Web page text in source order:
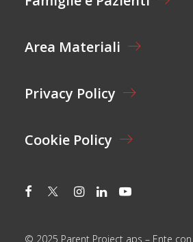
O
O
O
O
*
Area Materiali
Privacy Policy
Cookie Policy
© 2025 Parent Project aps – Ente